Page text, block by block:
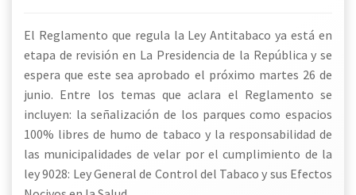
El Reglamento que regula la Ley Antitabaco ya está en
etapa de revisión en La Presidencia de la República y se
espera que este sea aprobado el próximo martes 26 de
junio. Entre los temas que aclara el Reglamento se
incluyen: la señalización de los parques como espacios
100% libres de humo de tabaco y la responsabilidad de
las municipalidades de velar por el cumplimiento de la
ley 9028: Ley General de Control del Tabaco y sus Efectos